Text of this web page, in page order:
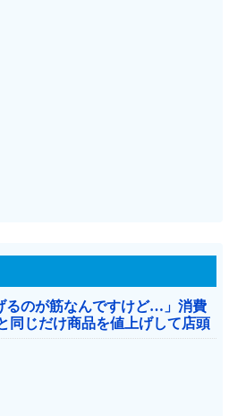
るのが筋なんですけど…」消費
同じだけ商品を値上げして店頭